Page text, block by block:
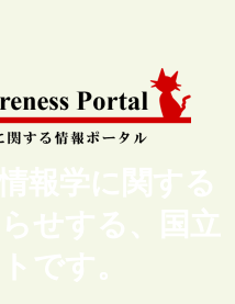
報学に関する
せする、国立
です。